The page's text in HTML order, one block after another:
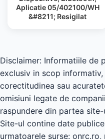
Aplicatie 05/402100/WH
&#8211; Resigilat
Disclaimer: Informatiile de
exclusiv in scop
corectitudinea sau
omisiuni legate de
raspundere din partea site-
Site-ul contine date
urmatoarele surse: